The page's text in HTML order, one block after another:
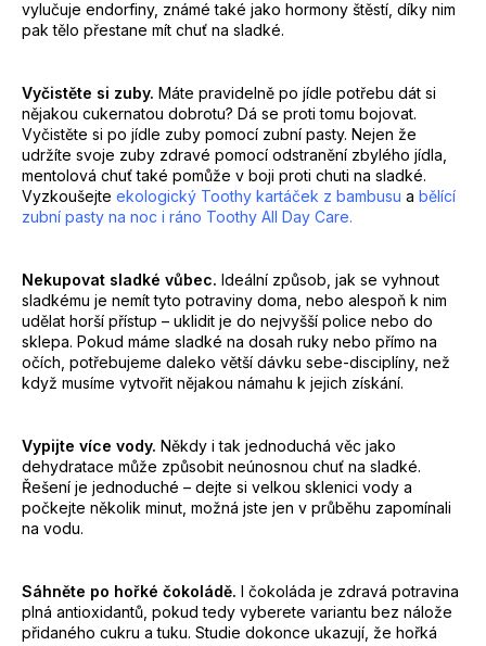
vylučuje endorfiny, známé také jako hormony štěstí, díky nim
pak tělo přestane mít chuť na sladké.
Vyčistěte si zuby. Máte pravidelně po jídle potřebu dát si
nějakou cukernatou dobrotu? Dá se proti tomu bojovat.
Vyčistěte si po jídle zuby pomocí zubní pasty. Nejen že
udržíte svoje zuby zdravé pomocí odstranění zbylého jídla,
mentolová chuť také pomůže v boji proti chuti na sladké.
Vyzkoušejte ekologický Toothy kartáček z bambusu a bělící
zubní pasty na noc i ráno Toothy All Day Care.
Nekupovat sladké vůbec. Ideální způsob, jak se vyhnout
sladkému je nemít tyto potraviny doma, nebo alespoň k nim
udělat horší přístup – uklidit je do nejvyšší police nebo do
sklepa. Pokud máme sladké na dosah ruky nebo přímo na
očích, potřebujeme daleko větší dávku sebe-disciplíny, než
když musíme vytvořit nějakou námahu k jejich získání.
Vypijte více vody. Někdy i tak jednoduchá věc jako
dehydratace může způsobit neúnosnou chuť na sladké.
Řešení je jednoduché – dejte si velkou sklenici vody a
počkejte několik minut, možná jste jen v průběhu zapomínali
na vodu.
Sáhněte po hořké čokoládě. I čokoláda je zdravá potravina
plná antioxidantů, pokud tedy vyberete variantu bez nálože
přidaného cukru a tuku. Studie dokonce ukazují, že hořká